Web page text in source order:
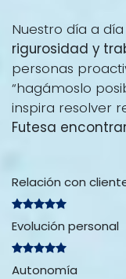
Nuestro día a
rigurosidad y
personas
“hagámoslo
inspira resolver
Futesa
Relación con
Evolución personal
Autonomía